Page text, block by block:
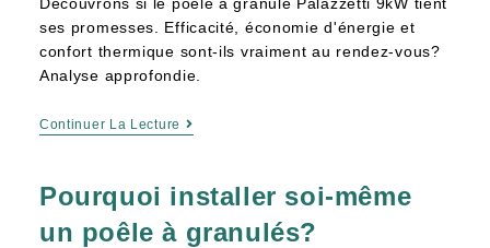
ses promesses. Efficacité, économie d'énergie et
confort thermique sont-ils vraiment au rendez-vous?
Analyse approfondie.
Continuer La Lecture
Pourquoi installer soi-même
un poêle à granulés?